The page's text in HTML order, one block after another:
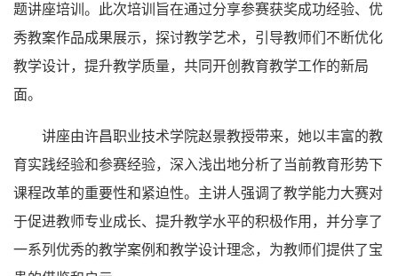
题讲座培训。此次培训旨在通过分享参赛获奖成功经验、优
秀教案作品成果展示，探讨教学艺术，引导教师们不断优化
教学设计，提升教学质量，共同开创教育教学工作的新局
面。
讲座由许昌职业技术学院赵景教授带来，她以丰富的教
育实践经验和参赛经验，深入浅出地分析了当前教育形势下
课程改革的重要性和紧迫性。主讲人强调了教学能力大赛对
于促进教师专业成长、提升教学水平的积极作用，并分享了
一系列优秀的教学案例和教学设计理念，为教师们提供了宝